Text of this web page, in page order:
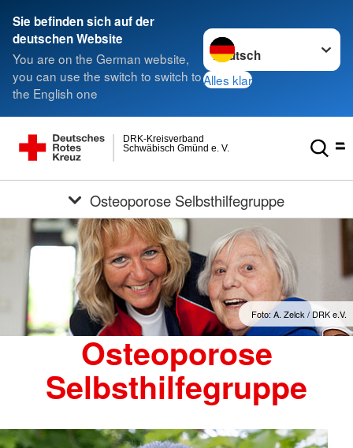
Sie befinden sich auf der
deutschen Website
You are on the German website,
you can use the switch to switch to
the English one
Sprache wechseln zu
Alles klar
Schwäbisch Gmünd e. V.
DRK-Kreisverband
Osteoporose Selbsthilfegruppe
Foto: A. Zelck / DRK e.V.
Osteoporose
Selbsthilfegruppe